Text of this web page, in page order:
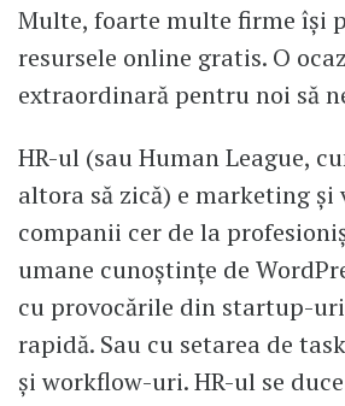
Multe, foarte multe firme își
resursele online gratis. O
extraordinară pentru noi să
HR-ul (sau Human League,
altora să zică) e marketing și
companii cer de la
umane cunoștințe de
cu provocările din startup-
rapidă. Sau cu setarea de
și workflow-uri. HR-ul se